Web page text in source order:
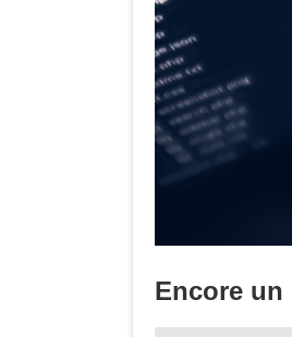
Encore un